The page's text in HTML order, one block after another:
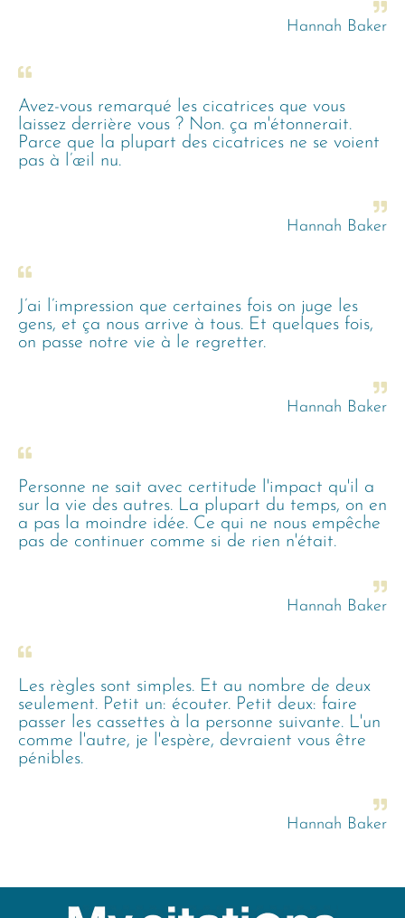
Hannah Baker
Avez-vous remarqué les cicatrices que vous
laissez derrière vous ? Non. ça m'étonnerait.
Parce que la plupart des cicatrices ne se voient
pas à l’œil nu.
Hannah Baker
J’ai l’impression que certaines fois on juge les
gens, et ça nous arrive à tous. Et quelques fois,
on passe notre vie à le regretter.
Hannah Baker
Personne ne sait avec certitude l'impact qu'il a
sur la vie des autres. La plupart du temps, on en
a pas la moindre idée. Ce qui ne nous empêche
pas de continuer comme si de rien n'était.
Hannah Baker
Les règles sont simples. Et au nombre de deux
seulement. Petit un: écouter. Petit deux: faire
passer les cassettes à la personne suivante. L'un
comme l'autre, je l'espère, devraient vous être
pénibles.
Hannah Baker